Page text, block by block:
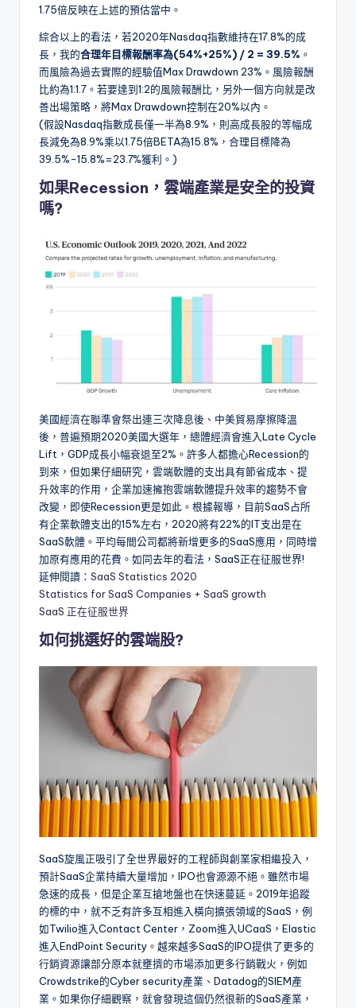
1.75倍反映在上述的預估當中。
綜合以上的看法，若2020年Nasdaq指數維持在17.8%的成
長，我的合理年目標報酬率為(54%+25%) / 2 = 39.5% 。
而風險為過去實際的經驗值Max Drawdown 23%。風險報酬
比約為1:1.7。若要達到1:2的風險報酬比，另外一個方向就是改
善出場策略，將Max Drawdown控制在20%以內。
(假設Nasdaq指數成長僅一半為8.9%，則高成長股的等幅成
長減免為8.9%乘以1.75倍BETA為15.8%，合理目標降為
39.5%-15.8%=23.7%獲利。)
如果Recession，雲端產業是安全的投資
嗎?
美國經濟在聯準會祭出連三次降息後、中美貿易摩擦降溫
後，普遍預期2020美國大選年，總體經濟會進入Late Cycle
Lift，GDP成長小幅衰退至2%。許多人都擔心Recession的
到來，但如果仔細研究，雲端軟體的支出具有節省成本、提
升效率的作用，企業加速擁抱雲端軟體提升效率的趨勢不會
改變，即使Recession更是如此。根據報導，目前SaaS占所
有企業軟體支出的15%左右，2020將有22%的IT支出是在
SaaS軟體。平均每間公司都將新增更多的SaaS應用，同時增
加原有應用的花費。如同去年的看法，SaaS正在征服世界!
延伸閱讀： SaaS Statistics 2020
Statistics for SaaS Companies + SaaS growth
SaaS 正在征服世界
如何挑選好的雲端股?
SaaS旋風正吸引了全世界最好的工程師與創業家相繼投入，
預計SaaS企業持續大量增加，IPO也會源源不絕。雖然市場
急速的成長，但是企業互搶地盤也在快速蔓延。2019年追蹤
的標的中，就不乏有許多互相進入橫向擴張領域的SaaS，例
如Twilio進入Contact Center，Zoom進入UCaaS，Elastic
進入EndPoint Security。越來越多SaaS的IPO提供了更多的
行銷資源讓部分原本就壅擠的市場添加更多行銷戰火，例如
Crowdstrike的Cyber security產業、Datadog的SIEM產
業。如果你仔細觀察，就會發現這個仍然很新的SaaS產業，